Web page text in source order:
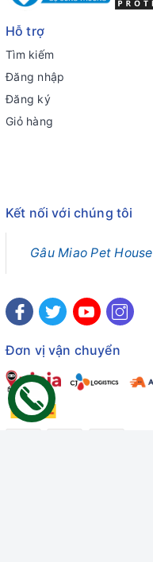
Hỗ trợ
Tìm kiếm
Đăng nhập
Đăng ký
Giỏ hàng
Kết nối với chúng tôi
Gâu Miao Pet House
Đơn vị vận chuyển